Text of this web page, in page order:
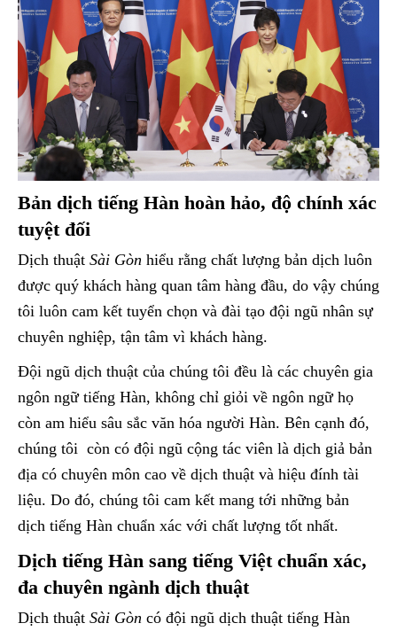
Bản dịch tiếng Hàn hoàn hảo, độ chính xác
tuyệt đối
Dịch thuật Sài Gòn hiểu rằng chất lượng bản dịch luôn
được quý khách hàng quan tâm hàng đầu, do vậy chúng
tôi luôn cam kết tuyển chọn và đài tạo đội ngũ nhân sự
chuyên nghiệp, tận tâm vì khách hàng.
Đội ngũ dịch thuật của chúng tôi đều là các chuyên gia
ngôn ngữ tiếng Hàn, không chỉ giỏi về ngôn ngữ họ
còn am hiểu sâu sắc văn hóa người Hàn. Bên cạnh đó,
chúng tôi còn có đội ngũ cộng tác viên là dịch giả bản
địa có chuyên môn cao về dịch thuật và hiệu đính tài
liệu. Do đó, chúng tôi cam kết mang tới những bản
dịch tiếng Hàn chuẩn xác với chất lượng tốt nhất.
Dịch tiếng Hàn sang tiếng Việt chuẩn xác,
đa chuyên ngành dịch thuật
Dịch thuật Sài Gòn có đội ngũ dịch thuật tiếng Hàn